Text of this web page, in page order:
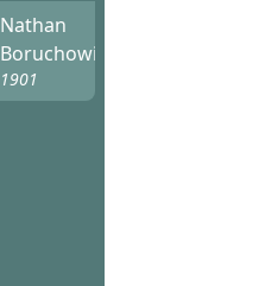
Nathan
Boruchowictz
1901